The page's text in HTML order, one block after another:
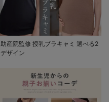
助産院監修 授乳ブラキャミ 選べる2
デザイン